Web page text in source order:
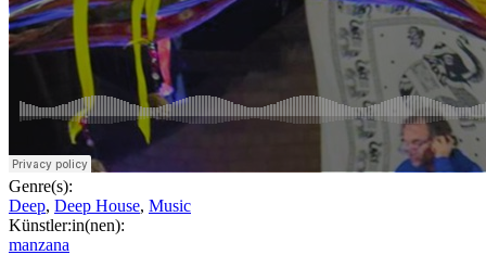
Genre(s):
Deep, Deep House, Music
Künstler:in(nen):
manzana